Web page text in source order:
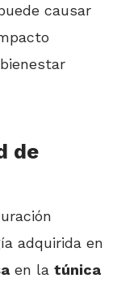
causar
de
adquirida en
en la túnica